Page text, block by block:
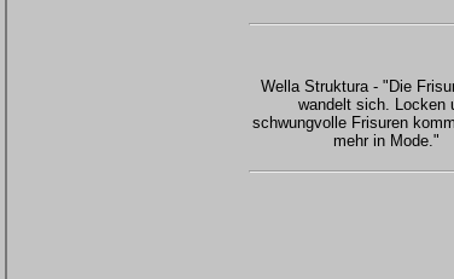
Wella Struktura - "Die
wandelt sich. Locken
schwungvolle Frisuren
mehr in Mode."